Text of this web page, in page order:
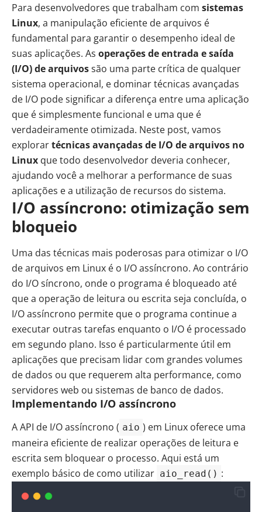
Para desenvolvedores que trabalham com sistemas
Linux, a manipulação eficiente de arquivos é
fundamental para garantir o desempenho ideal de
suas aplicações. As operações de entrada e saída
(I/O) de arquivossão uma parte crítica de qualquer
sistema operacional, e dominar técnicas avançadas
de I/O pode significar a diferença entre uma aplicação
que é simplesmente funcional e uma que é
verdadeiramente otimizada. Neste post, vamos
explorartécnicas avançadas de I/O de arquivos no
Linux que todo desenvolvedor deveria conhecer,
ajudando você a melhorar a performance de suas
aplicações e a utilização de recursos do sistema.
I/O assíncrono: otimização sem
bloqueio
Uma das técnicas mais poderosas para otimizar o I/O
de arquivos em Linux é o I/O assíncrono. Ao contrário
do I/O síncrono, onde o programa é bloqueado até
que a operação de leitura ou escrita seja concluída, o
I/O assíncrono permite que o programa continue a
executar outras tarefas enquanto o I/O é processado
em segundo plano. Isso é particularmente útil em
aplicações que precisam lidar com grandes volumes
de dados ou que requerem alta performance, como
servidores web ou sistemas de banco de dados.
Implementando I/O assíncrono
A API de I/O assíncrono ( aio ) em Linux oferece uma
maneira eficiente de realizar operações de leitura e
escrita sem bloquear o processo. Aqui está um
exemplo básico de como utilizar aio_read() :